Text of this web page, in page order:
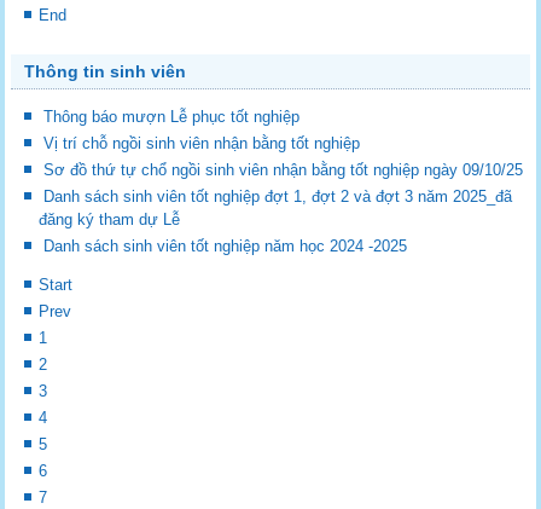
End
Thông tin sinh viên
Thông báo mượn Lễ phục tốt nghiệp
Vị trí chỗ ngồi sinh viên nhận bằng tốt nghiệp
Sơ đồ thứ tự chổ ngồi sinh viên nhận bằng tốt nghiệp ngày 09/10/25
Danh sách sinh viên tốt nghiệp đợt 1, đợt 2 và đợt 3 năm 2025_đã
đăng ký tham dự Lễ
Danh sách sinh viên tốt nghiệp năm học 2024 -2025
Start
Prev
1
2
3
4
5
6
7